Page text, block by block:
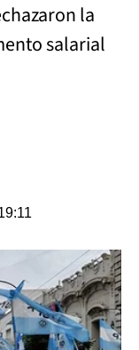
la
salarial